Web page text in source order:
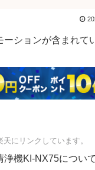
ションが含まれて
にリンクしています。
機KI-NX75につい